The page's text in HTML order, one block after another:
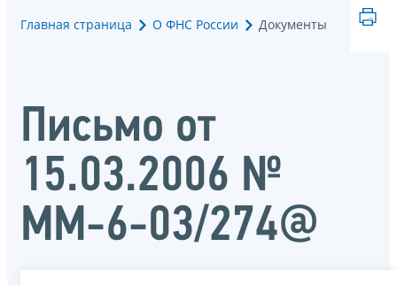
Главная страница О ФНС России Документы
Письмо от
15.03.2006 №
ММ-6-03/274@